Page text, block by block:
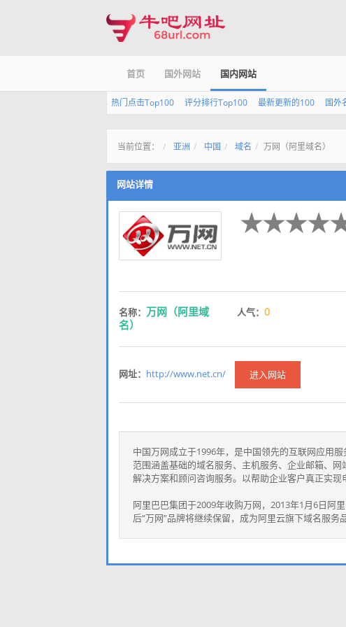
首页 国外网站 国内网站
热门点击Top100 评分排行Top100 最新更新的100 国外
当前位置： 亚洲 中国 域名 万网（阿里域名）
网站详情
名称： 万网（阿里域
名）
人气： 0
网址： http://www.net.cn/ 进入网站
中国万网成立于1996年，是中国领先的互联网应用
范围涵盖基础的域名服务、主机服务、企业邮箱、
解决方案和顾问咨询服务。以帮助企业客户真正实现
阿里巴巴集团于2009年收购万网，2013年1月6日阿
后“万网”品牌将继续保留，成为阿里云旗下域名服务